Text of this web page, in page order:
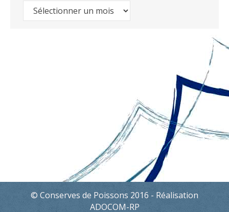
Archives
© Conserves de Poissons 2016 - Réalisation
ADOCOM-RP